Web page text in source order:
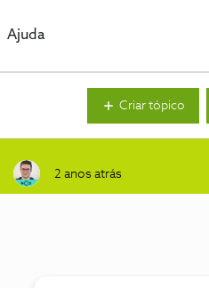
Ajuda
Criar tópico
2 anos atrás